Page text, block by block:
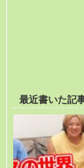
最近書いた記